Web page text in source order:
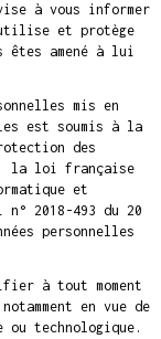
à vous informer
et protège
êtes amené à lui
mis en
est soumis à la
des
la loi française
et
2018-493 du 20
personnelles
à tout moment
en vue de
technologique.